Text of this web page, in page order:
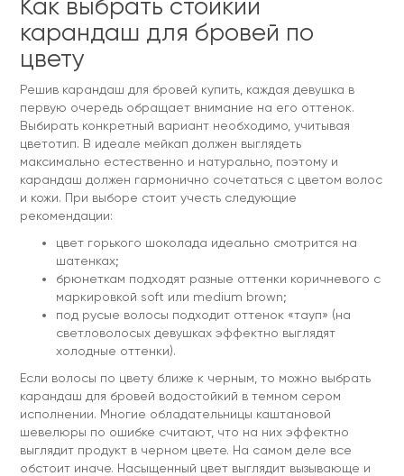
карандаш для бровей по
цвету
Решив карандаш для бровей купить, каждая девушка в
первую очередь обращает внимание на его оттенок.
Выбирать конкретный вариант необходимо, учитывая
цветотип. В идеале мейкап должен выглядеть
максимально естественно и натурально, поэтому и
карандаш должен гармонично сочетаться с цветом волос
и кожи. При выборе стоит учесть следующие
рекомендации:
цвет горького шоколада идеально смотрится на
шатенках;
брюнеткам подходят разные оттенки коричневого с
маркировкой soft или medium brown;
под русые волосы подходит оттенок «тауп» (на
светловолосых девушках эффектно выглядят
холодные оттенки).
Если волосы по цвету ближе к черным, то можно выбрать
карандаш для бровей водостойкий в темном сером
исполнении. Многие обладательницы каштановой
шевелюры по ошибке считают, что на них эффектно
выглядит продукт в черном цвете. На самом деле все
обстоит иначе. Насыщенный цвет выглядит вызывающе и